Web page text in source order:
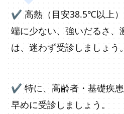
✔ 高熱（目安38.5℃以上
端に少ない、強いだるさ、
は、迷わず受診しましょう。
✔ 特に、 高齢者・基礎疾
早めに受診しましょう。